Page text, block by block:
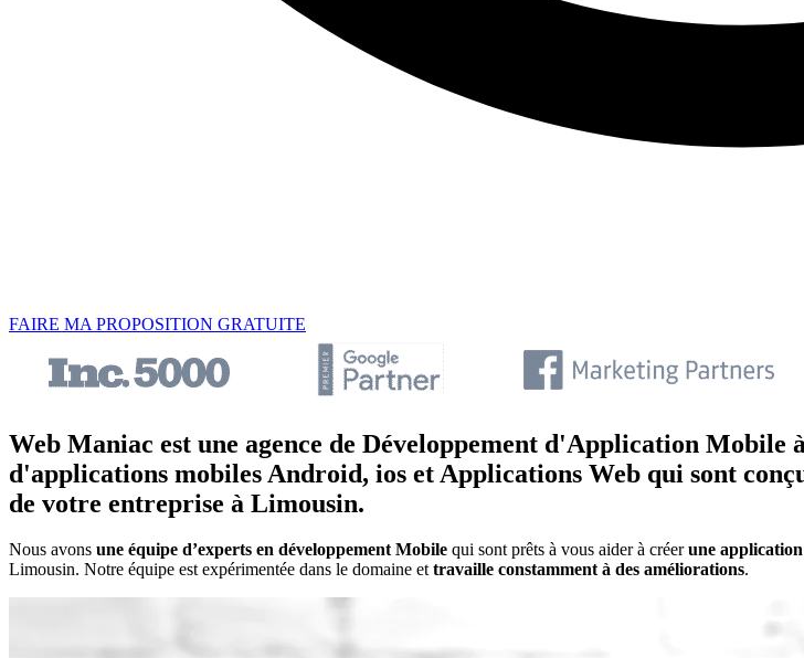
FAIRE MA PROPOSITION GRATUITE
Web Maniac est une agence de Développement d'Application Mobile
d'applications mobiles Android, ios et Applications Web qui sont
de votre entreprise à Limousin.
Nous avons une équipe d’experts en développement Mobile qui sont prêts à vous aider à créerune
Limousin. Notre équipe est expérimentée dans le domaine ettravaille constamment à des améliorations.